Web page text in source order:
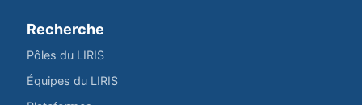
Recherche
Pôles du LIRIS
Équipes du LIRIS